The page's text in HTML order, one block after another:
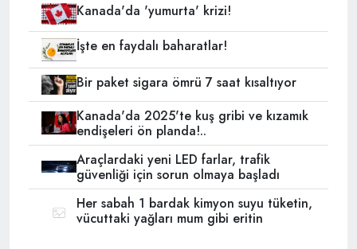
Kanada'da 'yumurta' krizi!
İşte en faydalı baharatlar!
Bir paket sigara ömrü 7 saat kısaltıyor
Kanada'da 2025'te kuş gribi ve kızamık
endişeleri ön planda!..
Araçlardaki yeni LED farlar, trafik
güvenliği için sorun olmaya başladı
Her sabah 1 bardak kimyon suyu tüketin,
vücuttaki yağları mum gibi eritin